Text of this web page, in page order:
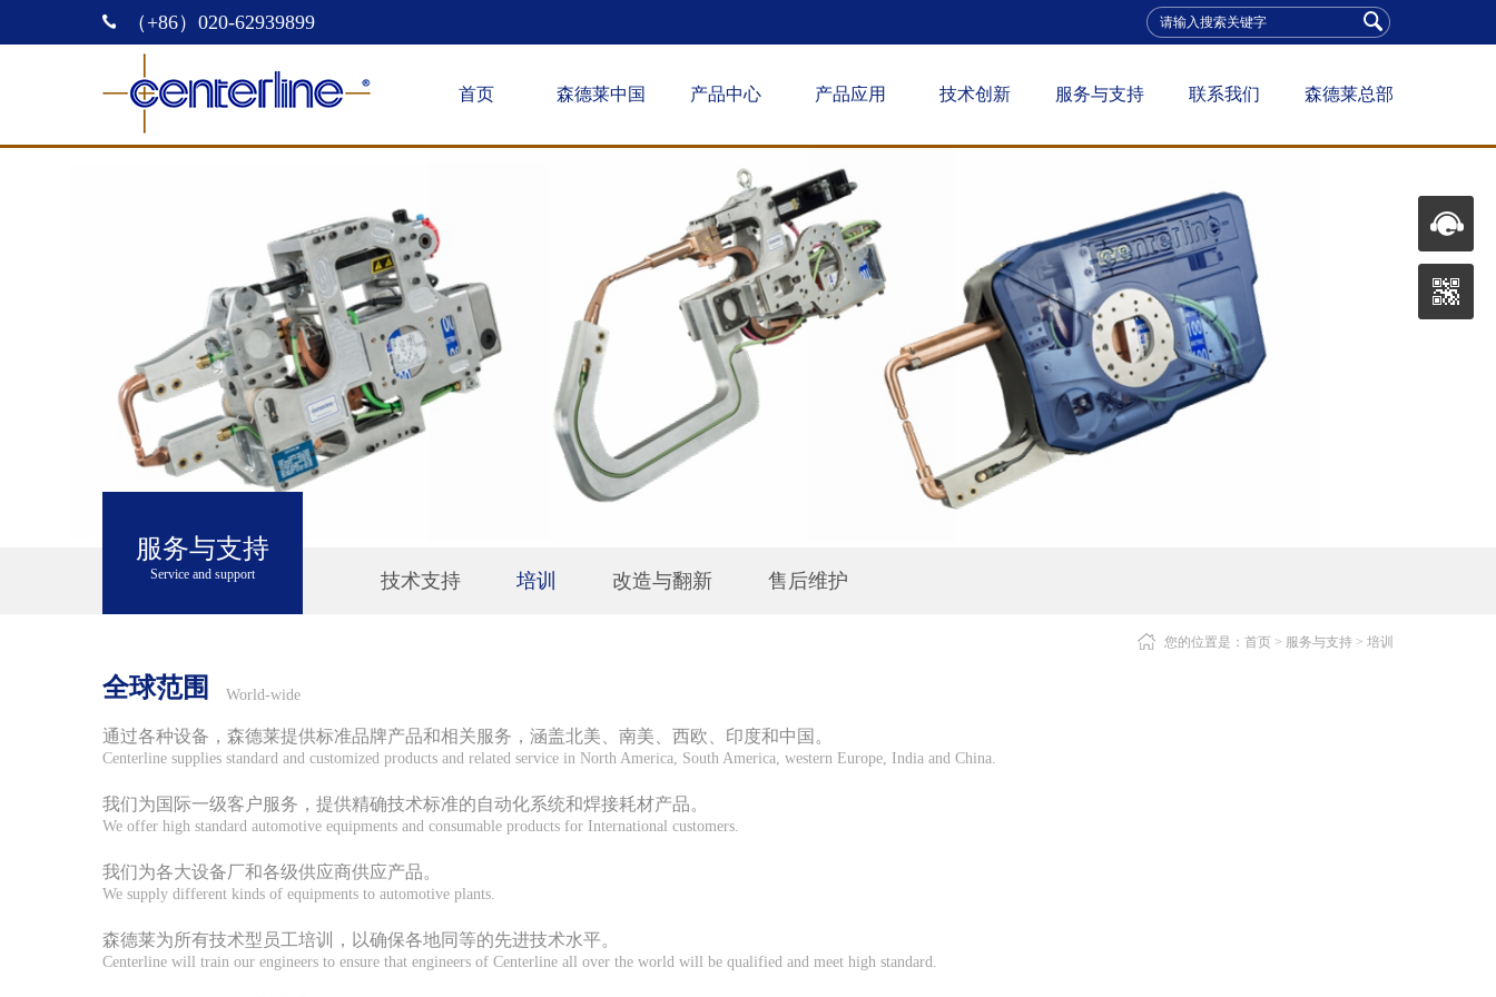
（+86）020-62939899
首页 森德莱中国 产品中心
机器人焊枪
手工焊枪
凸焊设备
凸焊检测仪
冷喷涂系统
焊枪易耗品
产品应用
公共交通
航空航天
国防领域
技术创新
螺母凸焊智能检测
服务与支持
改造与翻新
售后维护
联系我们 森德莱总部
技术支持 培训 改造与翻新 售后维护
服务与支持
Service and support
您的位置是： 首页 > 服务与支持 > 培训
全球范围 World-wide
通过各种设备，森德莱提供标准品牌产品和相关服务，涵盖北美、南美、西欧、印度和中国。
Centerline supplies standard and customized products and related service in North America, South America, western Europe, India and China.
我们为国际一级客户服务，提供精确技术标准的自动化系统和焊接耗材产品。
We offer high standard automotive equipments and consumable products for International customers.
我们为各大设备厂和各级供应商供应产品。
We supply different kinds of equipments to automotive plants.
森德莱为所有技术型员工培训，以确保各地同等的先进技术水平。
Centerline will train our engineers to ensure that engineers of Centerline all over the world will be qualified and meet high standard.